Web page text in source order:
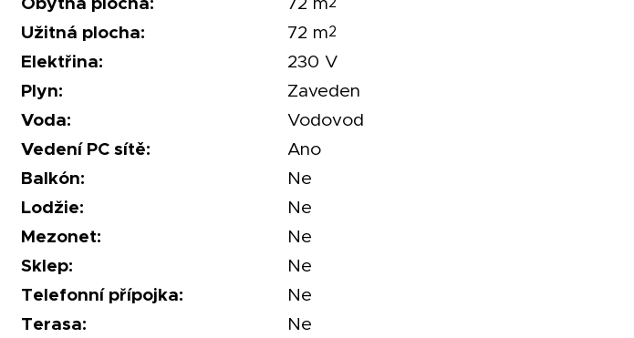
Obytná plocha: 72 m2
Užitná plocha: 72 m2
Elektřina:
230 V
Plyn:
Zaveden
Voda:
Vodovod
Vedení PC sítě:
Ano
Balkón:
Ne
Lodžie:
Ne
Mezonet:
Ne
Sklep:
Ne
Telefonní přípojka:
Ne
Terasa:
Ne